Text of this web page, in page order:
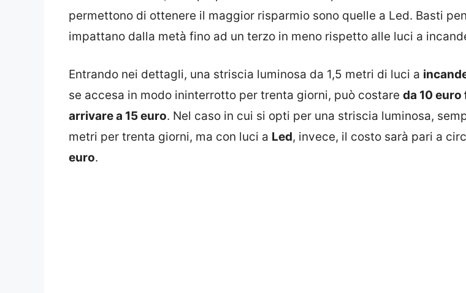
permettono di ottenere il maggior risparmio sono quelle a Led. Basti
impattano dalla metà fino ad un terzo in meno rispetto alle luci a
Entrando nei dettagli, una striscia luminosa da 1,5 metri di luci a
se accesa in modo ininterrotto per trenta giorni, può costare da 10 euro
arrivare a 15 euro. Nel caso in cui si opti per una striscia luminosa,
metri per trenta giorni, ma con luci a Led, invece, il costo sarà pari a
euro.